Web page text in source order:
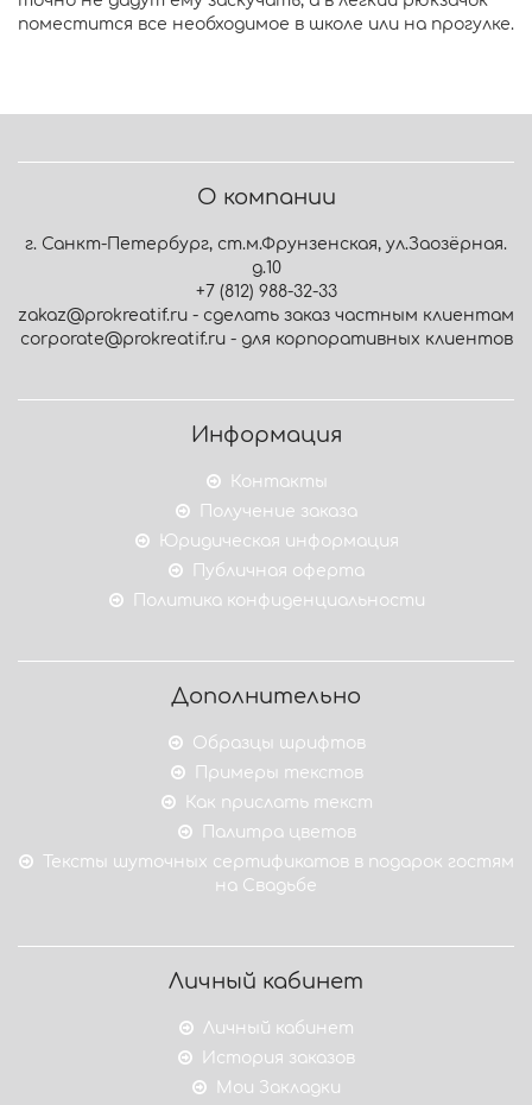
поместится все необходимое в школе или на прогулке.
О компании
г. Санкт-Петербург, ст.м.Фрунзенская, ул.Заозёрная.
д.10
+7 (812) 988-32-33
zakaz@prokreatif.ru - сделать заказ частным клиентам
corporate@prokreatif.ru - для корпоративных клиентов
Информация
Контакты
Получение заказа
Юридическая информация
Публичная оферта
Политика конфиденциальности
Дополнительно
Образцы шрифтов
Примеры текстов
Как прислать текст
Палитра цветов
Тексты шуточных сертификатов в подарок гостям
на Свадьбе
Личный кабинет
Личный кабинет
История заказов
Мои Закладки